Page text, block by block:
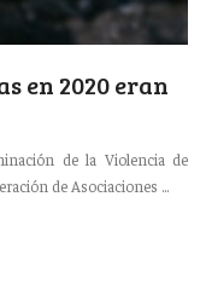
en 2020 eran
de la Violencia de
de Asociaciones ...